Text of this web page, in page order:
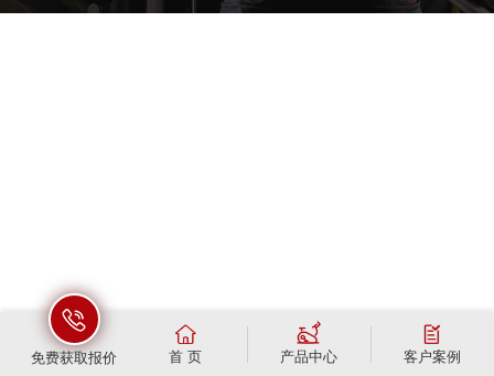
免费获取报价 首 页 产品中心 客户案例